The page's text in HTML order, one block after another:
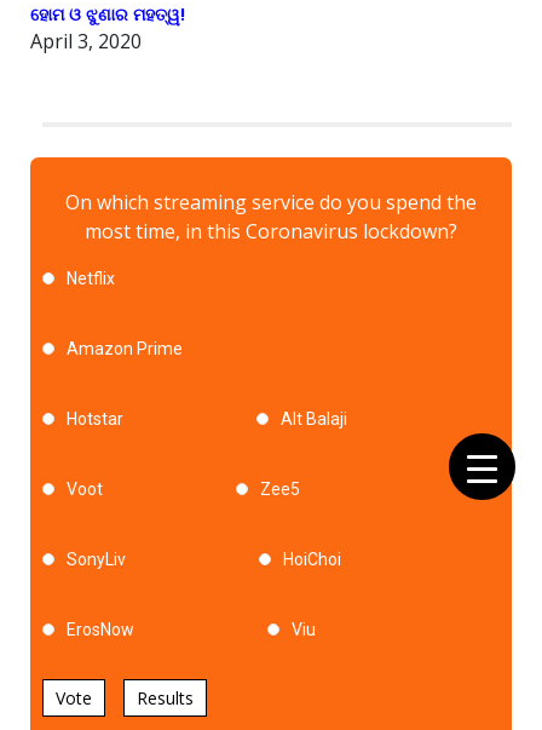
ହୋମ ଓ ଝୁଣାର ମହତ୍ୱ!
April 3, 2020
On which streaming service do you spend the
most time, in this Coronavirus lockdown?
Netflix
Amazon Prime
Hotstar Alt Balaji
Voot Zee5
SonyLiv HoiChoi
ErosNow Viu
Vote Results